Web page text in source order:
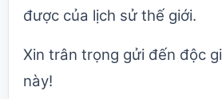
được của lịch sử thế giới.
Xin trân trọng gửi đến độc
này!